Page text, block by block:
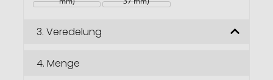
3. Veredelung
4. Menge